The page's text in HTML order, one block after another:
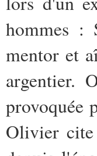
hommes :
mentor et
argentier.
provoquée
Olivier